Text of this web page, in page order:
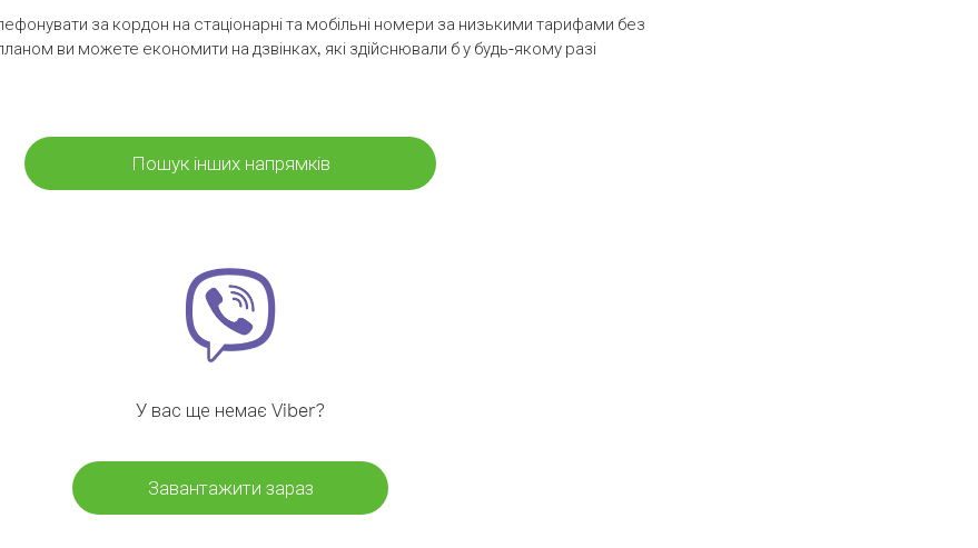
за кордон на стаціонарні та мобільні номери за низькими тарифами без
ви можете економити на дзвінках, які здійснювали б у будь-якому разі
Пошук інших напрямків
У вас ще немає Viber?
Завантажити зараз